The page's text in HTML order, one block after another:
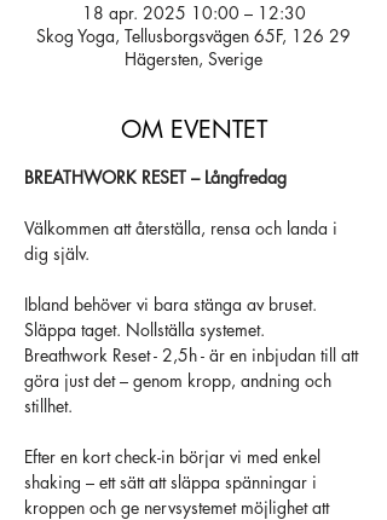
18 apr. 2025 10:00 – 12:30
Skog Yoga, Tellusborgsvägen 65F, 126 29
Hägersten, Sverige
OM EVENTET
BREATHWORK RESET – Långfredag
Välkommen att återställa, rensa och landa i
dig själv.
Ibland behöver vi bara stänga av bruset.
Släppa taget. Nollställa systemet.
Breathwork Reset - 2,5h - är en inbjudan till att
göra just det – genom kropp, andning och
stillhet.
Efter en kort check-in börjar vi med enkel
shaking – ett sätt att släppa spänningar i
kroppen och ge nervsystemet möjlighet att